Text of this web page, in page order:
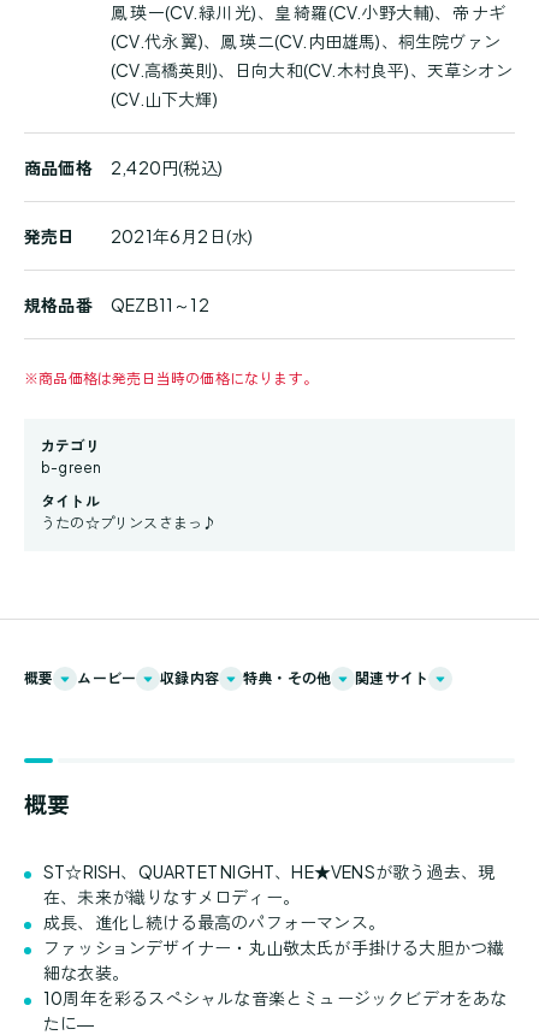
鳳 瑛一(CV.緑川 光)、皇 綺羅(CV.小野大輔)、帝 ナギ
(CV.代永 翼)、鳳 瑛二(CV.内田雄馬)、桐生院ヴァン
(CV.高橋英則)、日向大和(CV.木村良平)、天草シオン
(CV.山下大輝)
商品価格 2,420円(税込)
発売日 2021年6月2日(水)
規格品番 QEZB11～12
※商品価格は発売日当時の価格になります。
カテゴリ
b-green
タイトル
うたの☆プリンスさまっ♪
概要 ムービー 収録内容 特典・その他 関連サイト
概要
ST☆RISH、QUARTET NIGHT、HE★VENSが歌う過去、現
在、未来が織りなすメロディー。
成長、進化し続ける最高のパフォーマンス。
ファッションデザイナー・丸山敬太氏が手掛ける大胆かつ繊
細な衣装。
10周年を彩るスペシャルな音楽とミュージックビデオをあな
たに―